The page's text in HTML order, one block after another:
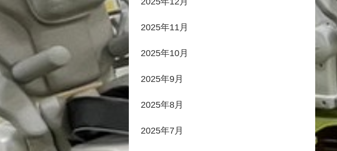
2025年11月
2025年10月
2025年9月
2025年8月
2025年7月